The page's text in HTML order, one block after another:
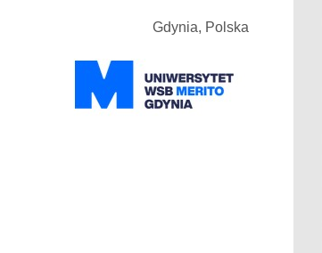
Gdynia, Polska